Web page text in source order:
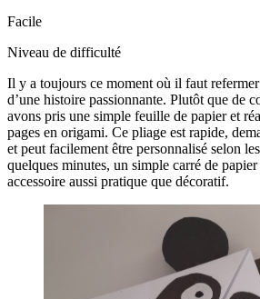
Facile
Niveau de difficulté
Il y a toujours ce moment où il faut
d’une histoire passionnante. Plutôt que de
avons pris une simple feuille de papier et
pages en origami. Ce pliage est rapide,
et peut facilement être personnalisé selon
quelques minutes, un simple carré de
accessoire aussi pratique que décoratif.